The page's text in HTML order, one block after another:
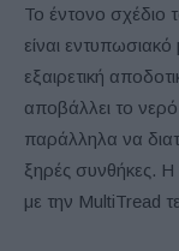
Το έντονο σχέδιο
είναι
εξαιρετική
αποβάλλει το
παράλληλα να
ξηρές συνθήκες. Η
με την MultiTread